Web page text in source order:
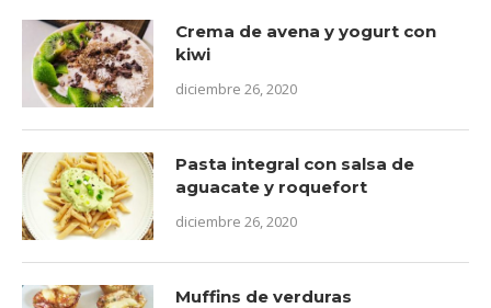
Crema de avena y yogurt con
kiwi
diciembre 26, 2020
Pasta integral con salsa de
aguacate y roquefort
diciembre 26, 2020
Muffins de verduras